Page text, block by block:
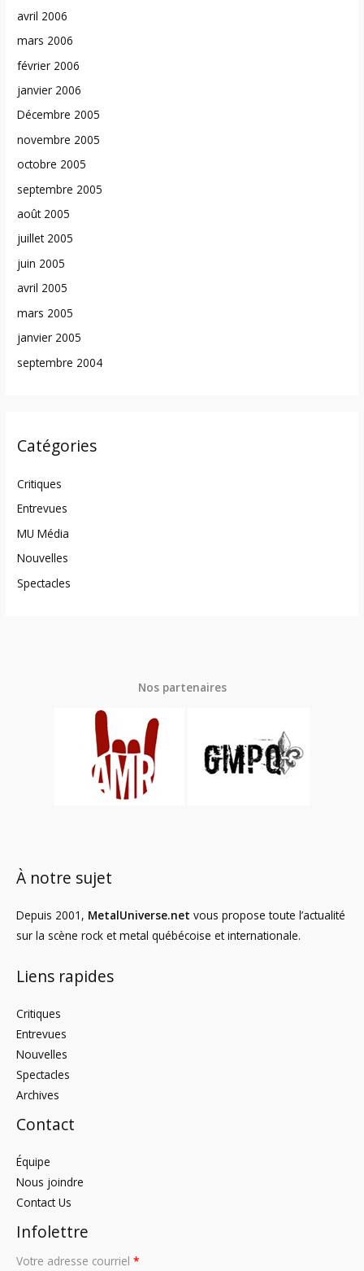
avril 2006
mars 2006
février 2006
janvier 2006
Décembre 2005
novembre 2005
octobre 2005
septembre 2005
août 2005
juillet 2005
juin 2005
avril 2005
mars 2005
janvier 2005
septembre 2004
Catégories
Critiques
Entrevues
MU Média
Nouvelles
Spectacles
Nos partenaires
À notre sujet
Depuis 2001, MetalUniverse.net vous propose toute l’actualité
sur la scène rock et metal québécoise et internationale.
Liens rapides
Critiques
Entrevues
Nouvelles
Spectacles
Archives
Contact
Équipe
Nous joindre
Contact Us
Infolettre
Votre adresse courriel *